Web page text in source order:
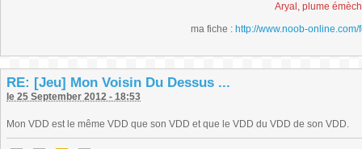
Aryal, plume
ma fiche : http://www.noob-
RE: [Jeu] Mon Voisin Du Dessus ...
le 25 September 2012 - 18:53
Mon VDD est le même VDD que son VDD et que le VDD du VDD de son VDD.